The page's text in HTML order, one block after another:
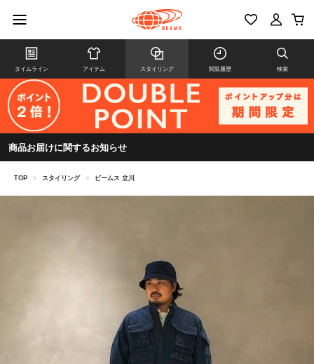
タイムライン アイテム スタイリング 閲覧履歴 検索
商品お届けに関するお知らせ
TOP > スタイリング > ビームス 立川